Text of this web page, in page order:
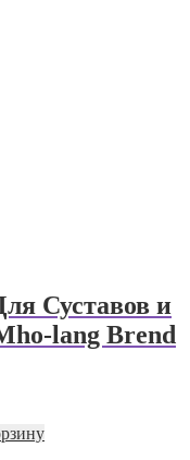
Суставов и
lang Brend